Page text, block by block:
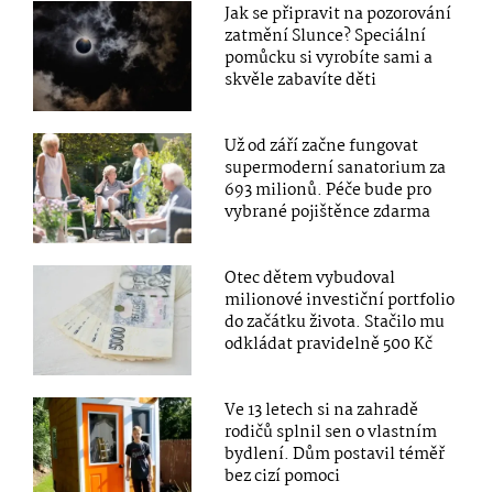
Jak se připravit na pozorování
zatmění Slunce? Speciální
pomůcku si vyrobíte sami a
skvěle zabavíte děti
Už od září začne fungovat
supermoderní sanatorium za
693 milionů. Péče bude pro
vybrané pojištěnce zdarma
Otec dětem vybudoval
milionové investiční portfolio
do začátku života. Stačilo mu
odkládat pravidelně 500 Kč
Ve 13 letech si na zahradě
rodičů splnil sen o vlastním
bydlení. Dům postavil téměř
bez cizí pomoci